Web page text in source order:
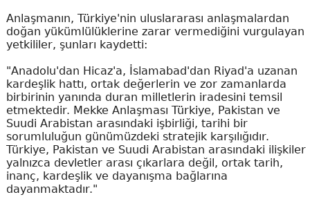
Anlaşmanın, Türkiye'nin uluslararası anlaşmalardan
doğan yükümlülüklerine zarar vermediğini vurgulayan
yetkililer, şunları kaydetti:
"Anadolu'dan Hicaz'a, İslamabad'dan Riyad'a uzanan
kardeşlik hattı, ortak değerlerin ve zor zamanlarda
birbirinin yanında duran milletlerin iradesini temsil
etmektedir. Mekke Anlaşması Türkiye, Pakistan ve
Suudi Arabistan arasındaki işbirliği, tarihi bir
sorumluluğun günümüzdeki stratejik karşılığıdır.
Türkiye, Pakistan ve Suudi Arabistan arasındaki ilişkiler
yalnızca devletler arası çıkarlara değil, ortak tarih,
inanç, kardeşlik ve dayanışma bağlarına
dayanmaktadır."